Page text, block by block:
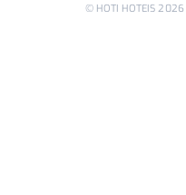
© HOTI HOTEIS2026